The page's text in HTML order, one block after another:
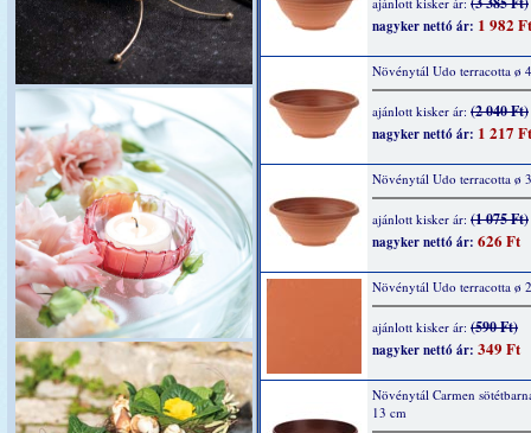
nagyker nettó ár: 1 982 Ft
Növénytál Udo terracotta ø
ajánlott kisker ár: (2 040 Ft)
nagyker nettó ár: 1 217 Ft
Növénytál Udo terracotta ø
ajánlott kisker ár: (1 075 Ft)
nagyker nettó ár: 626 Ft
Növénytál Udo terracotta ø
ajánlott kisker ár: (590 Ft)
nagyker nettó ár: 349 Ft
Növénytál Carmen
13 cm